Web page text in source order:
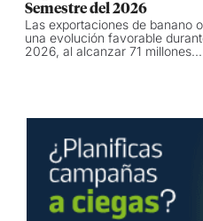
Semestre del 2026
Las exportaciones de banano
una evolución favorable
2026, al alcanzar 71 millones...